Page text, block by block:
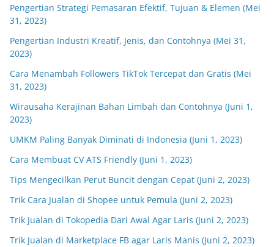
Pengertian Strategi Pemasaran Efektif, Tujuan & Elemen (Mei
31, 2023)
Pengertian Industri Kreatif, Jenis, dan Contohnya (Mei 31,
2023)
Cara Menambah Followers TikTok Tercepat dan Gratis (Mei
31, 2023)
Wirausaha Kerajinan Bahan Limbah dan Contohnya (Juni 1,
2023)
UMKM Paling Banyak Diminati di Indonesia (Juni 1, 2023)
Cara Membuat CV ATS Friendly (Juni 1, 2023)
Tips Mengecilkan Perut Buncit dengan Cepat (Juni 2, 2023)
Trik Cara Jualan di Shopee untuk Pemula (Juni 2, 2023)
Trik Jualan di Tokopedia Dari Awal Agar Laris (Juni 2, 2023)
Trik Jualan di Marketplace FB agar Laris Manis (Juni 2, 2023)